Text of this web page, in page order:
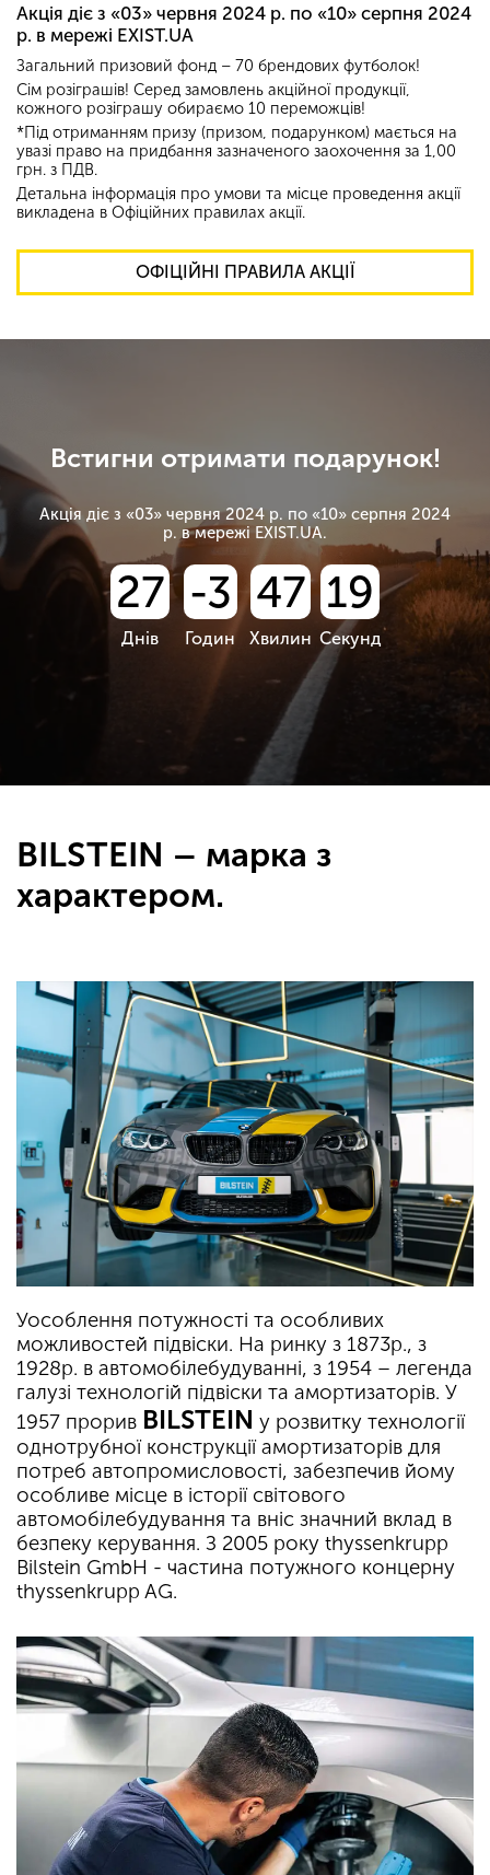
Акція діє з «03» червня 2024 р. по «10» серпня 2024
р. в мережі EXIST.UA
Загальний призовий фонд – 70 брендових футболок!
Сім розіграшів! Серед замовлень акційної продукції,
кожного розіграшу обираємо 10 переможців!
*Під отриманням призу (призом, подарунком) мається на
увазі право на придбання зазначеного заохочення за 1,00
грн. з ПДВ.
Детальна інформація про умови та місце проведення акції
викладена в Офіційних правилах акції.
ОФІЦІЙНІ ПРАВИЛА АКЦІЇ
Встигни отримати подарунок!
Акція діє з «03» червня 2024 р. по «10» серпня 2024
р. в мережі EXIST.UA.
27
Днів
-3
Годин
47
Хвилин
19
Секунд
BILSTEIN – марка з
характером.
Уособлення потужності та особливих
можливостей підвіски. На ринку з 1873р., з
1928р. в автомобілебудуванні, з 1954 – легенда
галузі технологій підвіски та амортизаторів. У
1957 прорив BILSTEIN у розвитку технології
однотрубної конструкції амортизаторів для
потреб автопромисловості, забезпечив йому
особливе місце в історії світового
автомобілебудування та вніс значний вклад в
безпеку керування. З 2005 року thyssenkrupp
Bilstein GmbH - частина потужного концерну
thyssenkrupp AG.